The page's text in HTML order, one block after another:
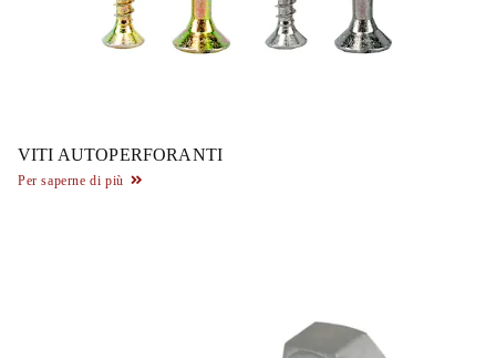
VITI AUTOPERFORANTI
Per saperne di più